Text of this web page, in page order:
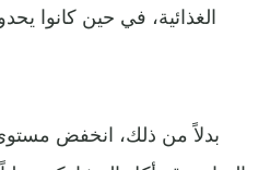
الغذائية، في حين كانوا
بدلاً من ذلك، انخفض